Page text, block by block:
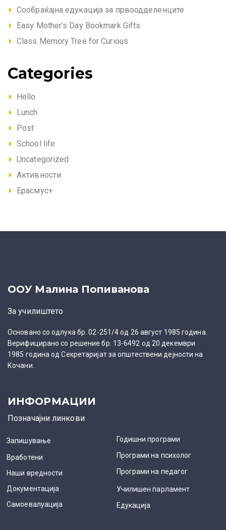
Сообраќајна едукација за првоодделенците
Easy Mother’s Day Bookmark Gifts
Class Memory Tree for Curious
Categories
Hello
Lunch
Post
School life
Uncategorized
Активности
Ерасмус+
ООУ Малина Попиванова
За училиштето
Основано со одлука бр. 02-251/4 од 26 август 1985 година.
Верифицирано со решение бр. 13-6492 од 20 декември
1985 година од Секретаријат за општествени дејности на
Кочани.
ИНФОРМАЦИИ
Позначајни линкови
Запишување
Вработени
Наши вредности
Документација
Самоевалуација
Годишни програми
Програми на психолог
Програми на педагог
Училишен парламент
Едукација